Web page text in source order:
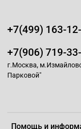
Помощь и
+7(499) 163-
+7(906) 719-
г.Москва,
Парковой"